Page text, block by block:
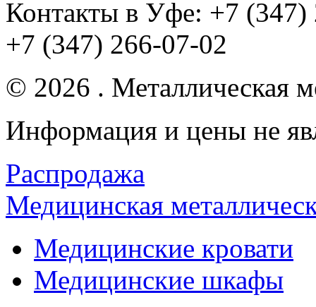
Контакты в Уфе: +7 (347)
+7 (347) 266-07-02
© 2026 . Металлическая
Информация и цены не
Распродажа
Медицинская
Медицинские кровати
Медицинские шкафы